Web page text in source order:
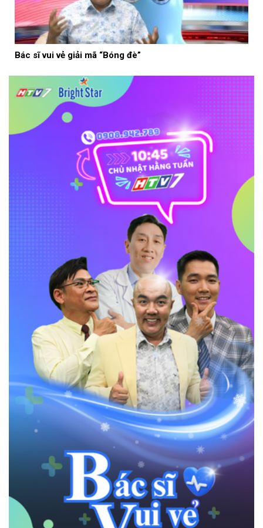
Bác sĩ vui vẻ giải mã “Bóng đè”